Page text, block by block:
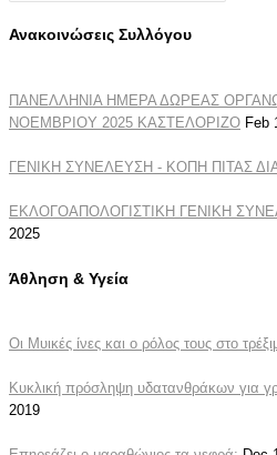
Ανακοινώσεις Συλλόγου
ΠΑΝΕΛΛΗΝΙΑ ΗΜΕΡΑ ΔΩΡΕΑΣ
ΝΟΕΜΒΡΙΟΥ 2025 ΚΑΣΤΕΛΟΡΙΖΟ Feb
ΓΕΝΙΚΗ ΣΥΝΕΛΕΥΣΗ - ΚΟΠΗ ΠΙΤΑΣ
ΕΚΛΟΓΟΑΠΟΛΟΓΙΣΤΙΚΗ ΓΕΝΙΚΗ
2025
Άθληση & Υγεία
Οι Μυικές ίνες και ο ρόλος τους στο
Κυκλική πρόσληψη υδατανθράκων για
2019